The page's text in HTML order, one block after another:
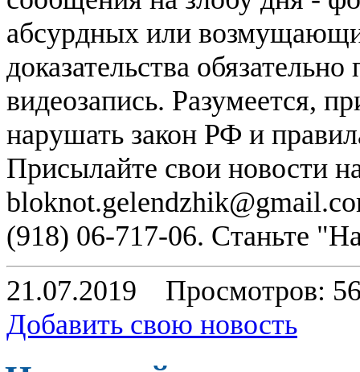
абсурдных или
доказательства
видеозапись. Разумеется,
нарушать закон РФ и
Присылайте свои новости
(918) 06-717-06. Станьте
21.07.2019
Просмотров:
Добавить свою новость